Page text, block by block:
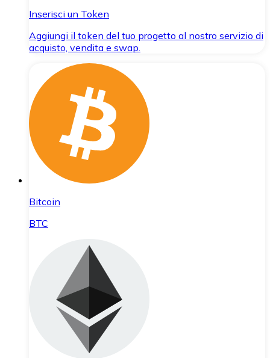
Inserisci un Token
Aggiungi il token del tuo progetto al nostro servizio di
acquisto, vendita e swap.
Bitcoin
BTC